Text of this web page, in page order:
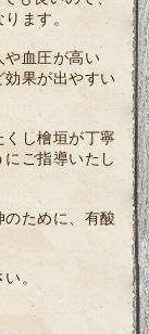
ます。
や血圧が高い
効果が出やすい
し檜垣が丁寧
ご指導いたし
ために、有酸
。